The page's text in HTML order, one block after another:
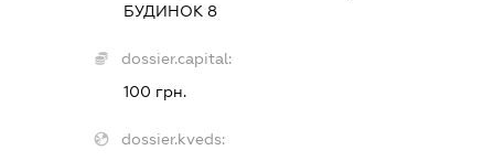
БУДИНОК 8
dossier.capital:
100 грн.
dossier.kveds: